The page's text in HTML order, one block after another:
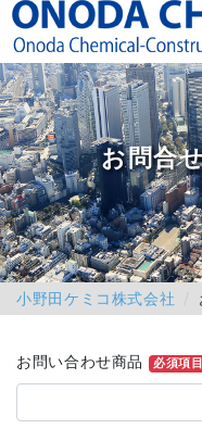
お問合
小野田ケミコ株式会社
お問い合わせ商品 必須項目